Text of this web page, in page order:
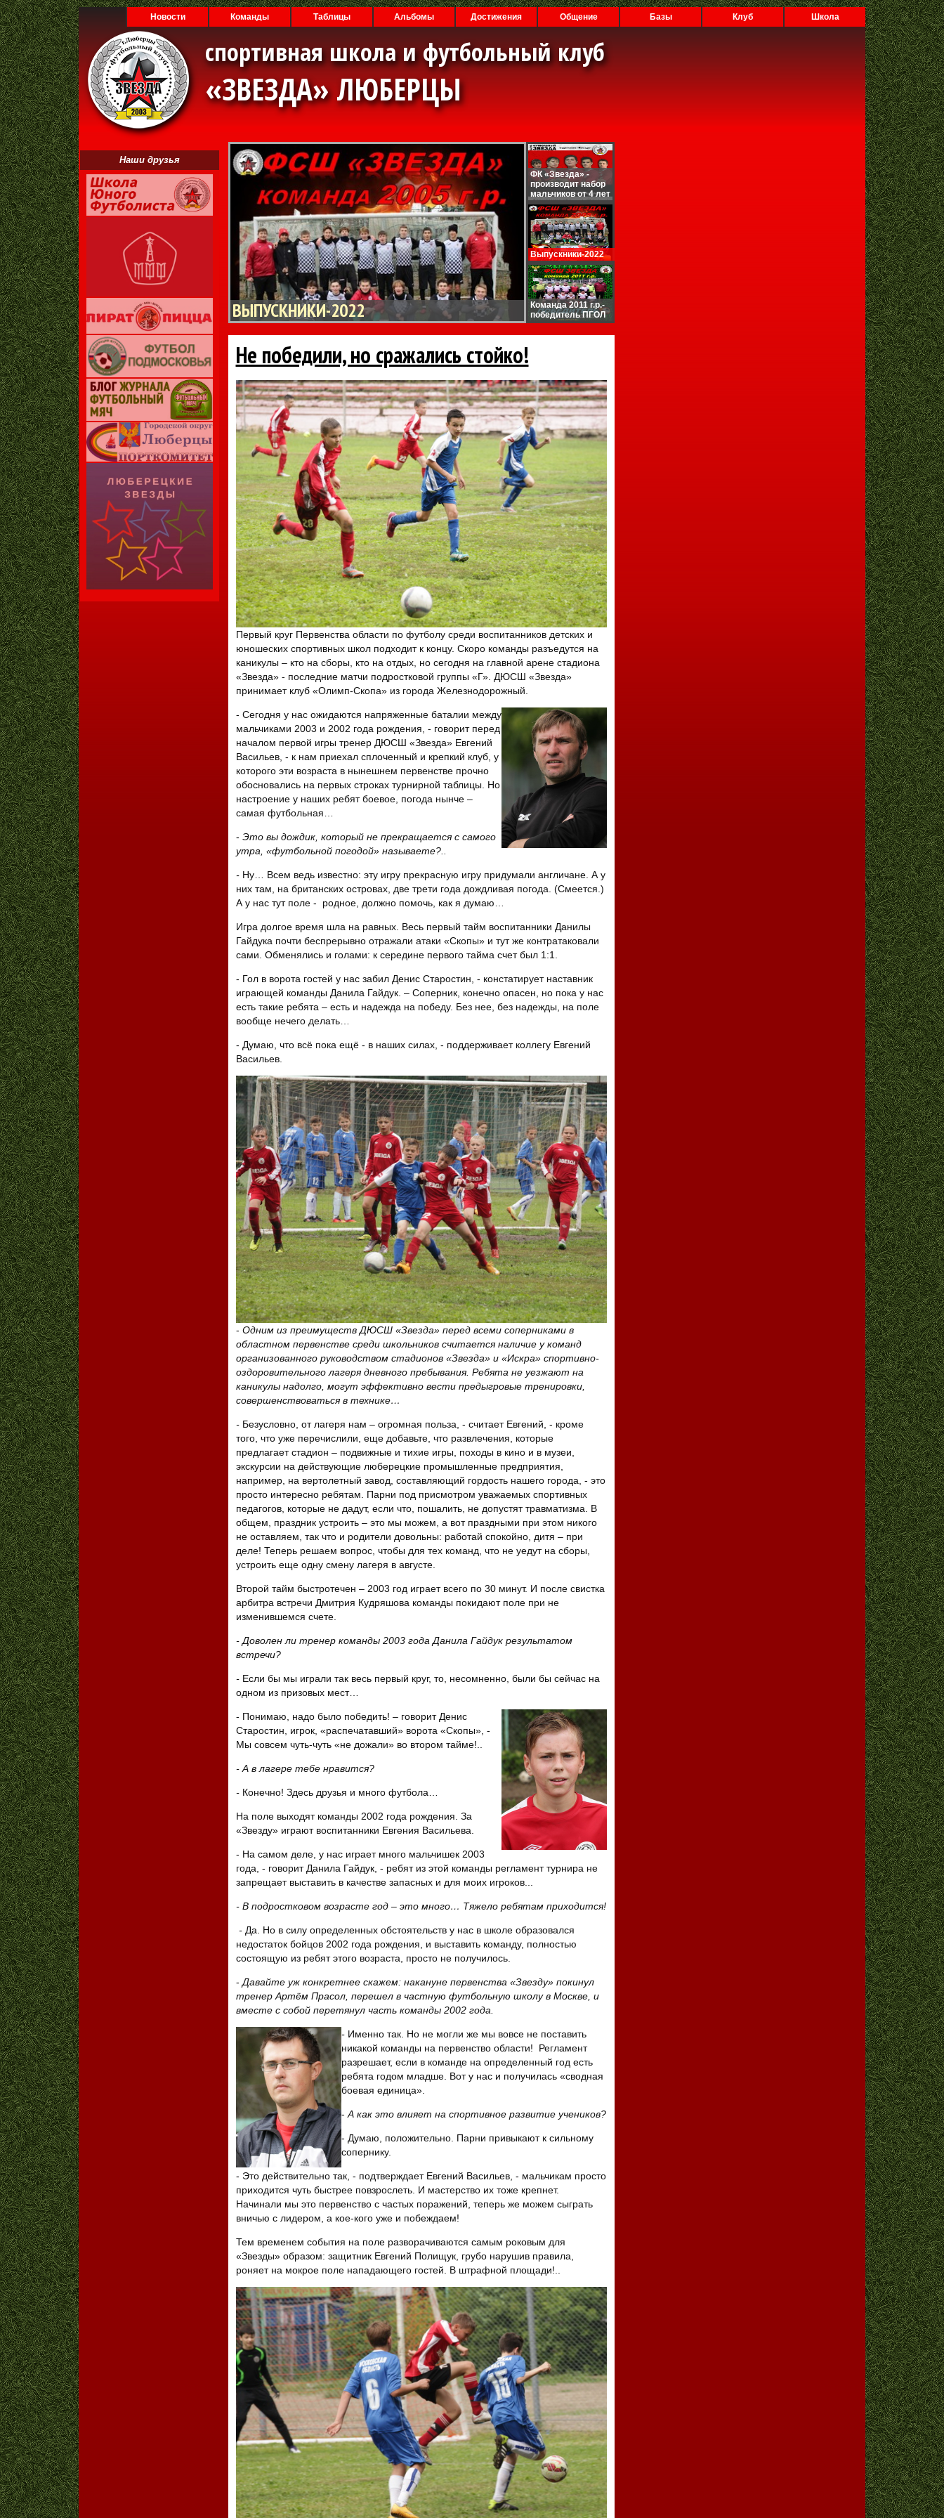
Новости Команды Таблицы Альбомы Достижения Общение Базы Клуб Школа
спортивная школа и футбольный клуб
«ЗВЕЗДА» ЛЮБЕРЦЫ
Наши друзья
ВЫПУСКНИКИ-2022
ФК «Звезда» -
производит набор
мальчиков от 4 лет
Выпускники-2022
Команда 2011 г.р.-
победитель ПГОЛ
Не победили, но сражались стойко!
Первый круг Первенства области по футболу среди воспитанников детских и
юношеских спортивных школ подходит к концу. Скоро команды разъедутся на
каникулы – кто на сборы, кто на отдых, но сегодня на главной арене стадиона
«Звезда» - последние матчи подростковой группы «Г». ДЮСШ «Звезда»
принимает клуб «Олимп-Скопа» из города Железнодорожный.
- Сегодня у нас ожидаются напряженные баталии между
мальчиками 2003 и 2002 года рождения, - говорит перед
началом первой игры тренер ДЮСШ «Звезда» Евгений
Васильев, - к нам приехал сплоченный и крепкий клуб, у
которого эти возраста в нынешнем первенстве прочно
обосновались на первых строках турнирной таблицы. Но
настроение у наших ребят боевое, погода нынче –
самая футбольная…
- Это вы дождик, который не прекращается с самого
утра, «футбольной погодой» называете?..
- Ну… Всем ведь известно: эту игру прекрасную игру придумали англичане. А у
них там, на британских островах, две трети года дождливая погода. (Смеется.)
А у нас тут поле - родное, должно помочь, как я думаю…
Игра долгое время шла на равных. Весь первый тайм воспитанники Данилы
Гайдука почти беспрерывно отражали атаки «Скопы» и тут же контратаковали
сами. Обменялись и голами: к середине первого тайма счет был 1:1.
- Гол в ворота гостей у нас забил Денис Старостин, - констатирует наставник
играющей команды Данила Гайдук. – Соперник, конечно опасен, но пока у нас
есть такие ребята – есть и надежда на победу. Без нее, без надежды, на поле
вообще нечего делать…
- Думаю, что всё пока ещё - в наших силах, - поддерживает коллегу Евгений
Васильев.
- Одним из преимуществ ДЮСШ «Звезда» перед всеми соперниками в
областном первенстве среди школьников считается наличие у команд
организованного руководством стадионов «Звезда» и «Искра» спортивно-
оздоровительного лагеря дневного пребывания. Ребята не уезжают на
каникулы надолго, могут эффективно вести предыгровые тренировки,
совершенствоваться в технике…
- Безусловно, от лагеря нам – огромная польза, - считает Евгений, - кроме
того, что уже перечислили, еще добавьте, что развлечения, которые
предлагает стадион – подвижные и тихие игры, походы в кино и в музеи,
экскурсии на действующие люберецкие промышленные предприятия,
например, на вертолетный завод, составляющий гордость нашего города, - это
просто интересно ребятам. Парни под присмотром уважаемых спортивных
педагогов, которые не дадут, если что, пошалить, не допустят травматизма. В
общем, праздник устроить – это мы можем, а вот праздными при этом никого
не оставляем, так что и родители довольны: работай спокойно, дитя – при
деле! Теперь решаем вопрос, чтобы для тех команд, что не уедут на сборы,
устроить еще одну смену лагеря в августе.
Второй тайм быстротечен – 2003 год играет всего по 30 минут. И после свистка
арбитра встречи Дмитрия Кудряшова команды покидают поле при не
изменившемся счете.
- Доволен ли тренер команды 2003 года Данила Гайдук результатом
встречи?
- Если бы мы играли так весь первый круг, то, несомненно, были бы сейчас на
одном из призовых мест…
- Понимаю, надо было победить! – говорит Денис
Старостин, игрок, «распечатавший» ворота «Скопы», -
Мы совсем чуть-чуть «не дожали» во втором тайме!..
- А в лагере тебе нравится?
- Конечно! Здесь друзья и много футбола…
На поле выходят команды 2002 года рождения. За
«Звезду» играют воспитанники Евгения Васильева.
- На самом деле, у нас играет много мальчишек 2003
года, - говорит Данила Гайдук, - ребят из этой команды регламент турнира не
запрещает выставить в качестве запасных и для моих игроков...
- В подростковом возрасте год – это много… Тяжело ребятам приходится!
- Да. Но в силу определенных обстоятельств у нас в школе образовался
недостаток бойцов 2002 года рождения, и выставить команду, полностью
состоящую из ребят этого возраста, просто не получилось.
- Давайте уж конкретнее скажем: накануне первенства «Звезду» покинул
тренер Артём Прасол, перешел в частную футбольную школу в Москве, и
вместе с собой перетянул часть команды 2002 года.
- Именно так. Но не могли же мы вовсе не поставить
никакой команды на первенство области! Регламент
разрешает, если в команде на определенный год есть
ребята годом младше. Вот у нас и получилась «сводная
боевая единица».
- А как это влияет на спортивное развитие учеников?
- Думаю, положительно. Парни привыкают к сильному
сопернику.
- Это действительно так, - подтверждает Евгений Васильев, - мальчикам просто
приходится чуть быстрее повзрослеть. И мастерство их тоже крепнет.
Начинали мы это первенство с частых поражений, теперь же можем сыграть
вничью с лидером, а кое-кого уже и побеждаем!
Тем временем события на поле разворачиваются самым роковым для
«Звезды» образом: защитник Евгений Полищук, грубо нарушив правила,
роняет на мокрое поле нападающего гостей. В штрафной площади!..